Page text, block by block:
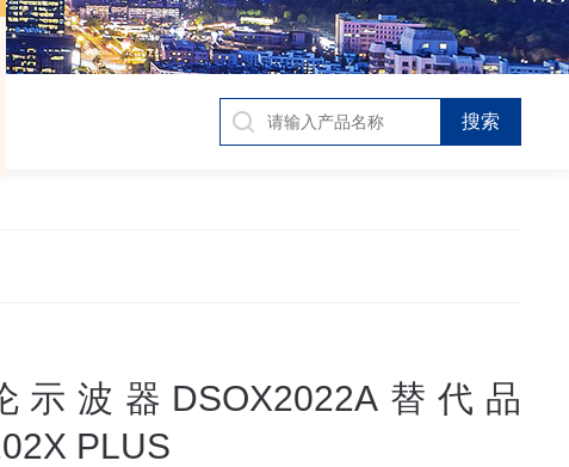
示波器DSOX2022A替代品
PLUS